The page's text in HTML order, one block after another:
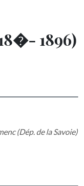
1896)
(Dép. de la Savoie)